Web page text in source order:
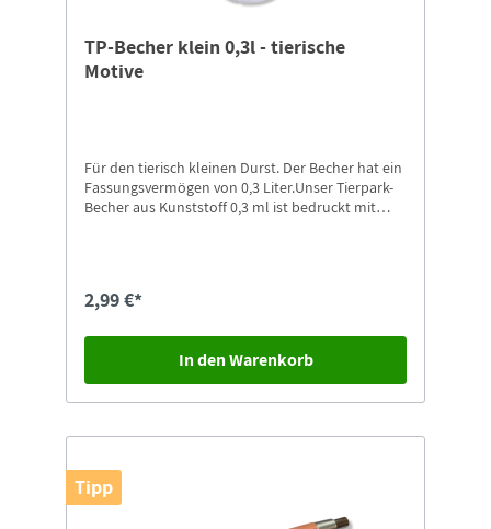
TP-Becher klein 0,3l - tierische
Motive
Für den tierisch kleinen Durst. Der Becher hat ein
Fassungsvermögen von 0,3 Liter.Unser Tierpark-
Becher aus Kunststoff 0,3 ml ist bedruckt mit
2,99 €*
In den Warenkorb
Tipp